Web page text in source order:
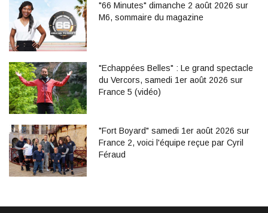
"66 Minutes" dimanche 2 août 2026 sur
M6, sommaire du magazine
"Echappées Belles" : Le grand spectacle
du Vercors, samedi 1er août 2026 sur
France 5 (vidéo)
"Fort Boyard" samedi 1er août 2026 sur
France 2, voici l'équipe reçue par Cyril
Féraud